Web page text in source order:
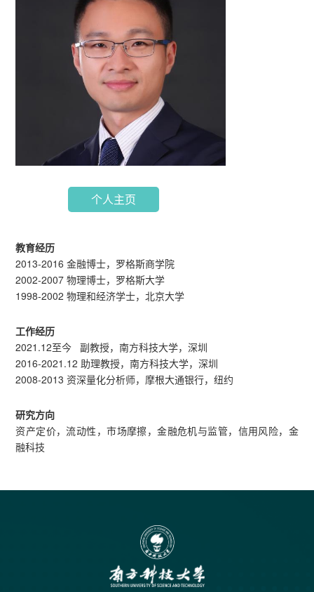
个人主页
教育经历
2013-2016 金融博士，罗格斯商学院
2002-2007 物理博士，罗格斯大学
1998-2002 物理和经济学士，北京大学
工作经历
2021.12至今 副教授，南方科技大学，深圳
2016-2021.12 助理教授，南方科技大学，深圳
2008-2013 资深量化分析师，摩根大通银行，纽约
研究方向
资产定价，流动性，市场摩擦，金融危机与监管，信用风险，金
融科技